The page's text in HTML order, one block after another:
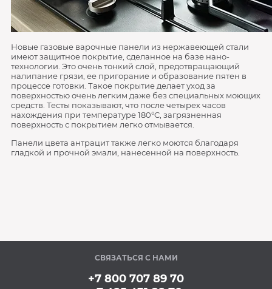
Новые газовые варочные панели из нержавеющей стали
имеют защитное покрытие, сделанное на базе нано-
технологии. Это очень тонкий слой, предотвращающий
налипание грязи, ее пригорание и образование пятен в
процессе готовки. Такое покрытие делает уход за
поверхностью очень легким даже без специальных моющих
средств. Тесты показывают, что после четырех часов
нахождения при температуре 180°C, загрязненная
поверхность с покрытием легко отмывается.
Панели цвета антрацит также легко моются благодаря
гладкой и прочной эмали, нанесенной на поверхность.
СВЯЗАТЬСЯ С НАМИ
+7 800 707 89 70